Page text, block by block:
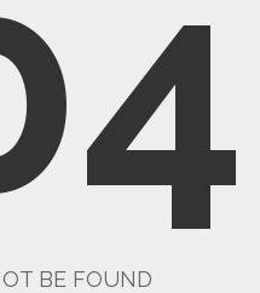
BE FOUND